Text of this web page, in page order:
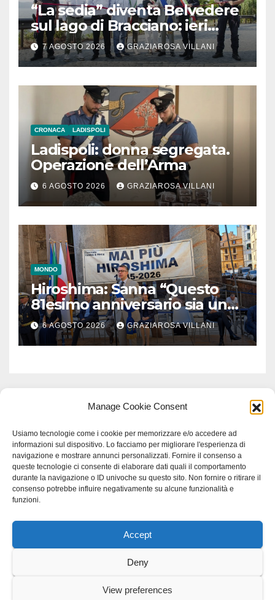
Manage Cookie Consent
Usiamo tecnologie come i cookie per memorizzare e/o accedere ad
informazioni sul dispositivo. Lo facciamo per migliorare l'esperienza di
navigazione e mostrare annunci personalizzati. Fornire il consenso a
queste tecnologie ci consente di elaborare dati quali il comportamento
durante la navigazione o ID univoche su questo sito. Non fornire o ritirare il
consenso potrebbe influire negativamente su alcune funzionalità e
funzioni.
Accept
Deny
View preferences
“La sedia” diventa Belvedere
sul lago di Bracciano: ieri
l’inaugurazione
7 AGOSTO 2026 GRAZIAROSA VILLANI
CRONACA LADISPOLI
Ladispoli: donna segregata.
Operazione dell’Arma
6 AGOSTO 2026 GRAZIAROSA VILLANI
MONDO
Hiroshima: Sanna “Questo
81esimo anniversario sia un
monito per tutti”
6 AGOSTO 2026 GRAZIAROSA VILLANI
Proudly powered by WordPress|Tema: Newspaperex di
Scienzastudio specialistico bracciano